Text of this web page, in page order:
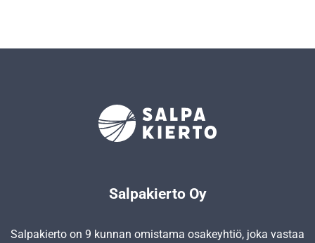
Salpakierto Oy
Salpakierto on 9 kunnan omistama osakeyhtiö, joka vastaa